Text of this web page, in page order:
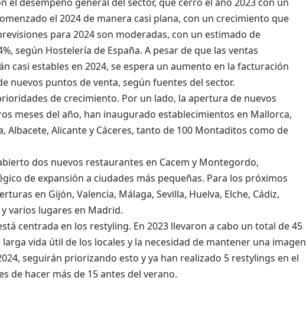
el 2024 de manera casi plana, con un crecimiento que
para 2024 son moderadas, con un estimado de
según Hostelería de España. A pesar de que las ventas
casi estables en 2024, se espera un aumento en la facturación
nuevos puntos de venta, según fuentes del sector.
de crecimiento. Por un lado, la apertura de nuevos
meses del año, han inaugurado establecimientos en Mallorca,
Albacete, Alicante y Cáceres, tanto de 100 Montaditos como de
dos nuevos restaurantes en Cacem y Montegordo,
de expansión a ciudades más pequeñas. Para los próximos
en Gijón, Valencia, Málaga, Sevilla, Huelva, Elche, Cádiz,
varios lugares en Madrid.
centrada en los restyling. En 2023 llevaron a cabo un total de 45
vida útil de los locales y la necesidad de mantener una imagen
seguirán priorizando esto y ya han realizado 5 restylings en el
de hacer más de 15 antes del verano.